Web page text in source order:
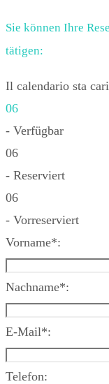
Sie können Ihre
tätigen:
Il calendario sta
06
- Verfügbar
06
- Reserviert
06
- Vorreserviert
Vorname*:
Nachname*:
E-Mail*:
Telefon: